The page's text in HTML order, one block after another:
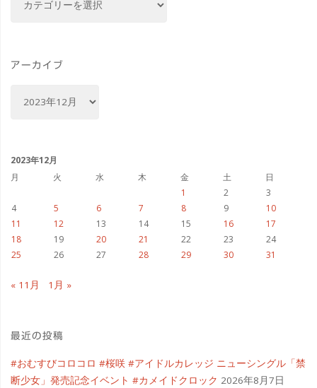
Turbo
幅
ー
アーカイブ
ブ
2023年12月
月
火 水 木 金 土
日
1
2
3
4
5 6 7 8 9
10
11
12 13 14 15 16
17
18
19 20 21 22 23
24
25
26 27 28 29 30 31
« 11月 1月 »
最近の投稿
#おむすびコロコロ #桜咲 #アイドルカレッジ ニューシングル「禁
断少女」発売記念イベント #カメイドクロック 2026年8月7日